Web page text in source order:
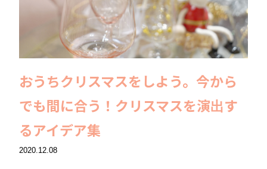
おうちクリスマスをしよう。今から
でも間に合う！クリスマスを演出す
るアイデア集
2020.12.08